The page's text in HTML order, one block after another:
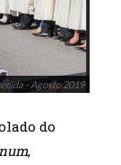
- Agosto 2019
do
,